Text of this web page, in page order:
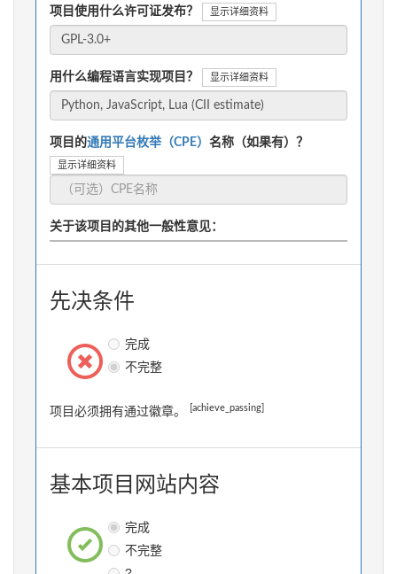
项目使用什么许可证发布？ 显示详细资料
用什么编程语言实现项目？ 显示详细资料
项目的通用平台枚举（CPE） 名称（如果有）？
显示详细资料
关于该项目的其他一般性意见：
先决条件
完成
不完整
项目必须拥有通过徽章。 [achieve_passing]
基本项目网站内容
完成
不完整